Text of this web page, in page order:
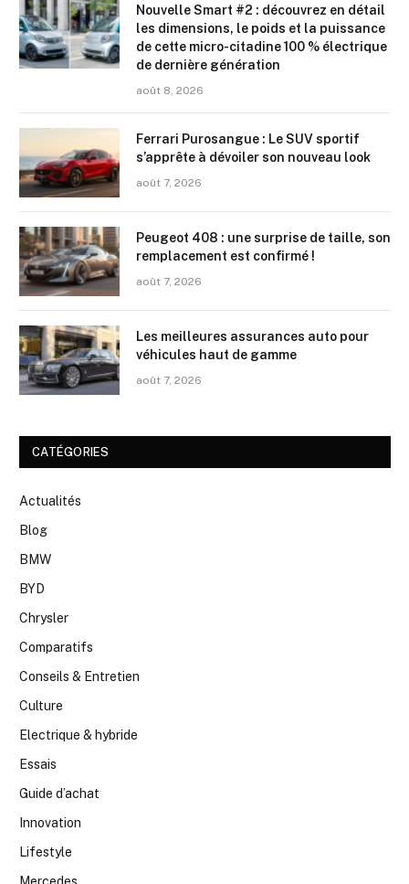
Nouvelle Smart #2 : découvrez en détail
les dimensions, le poids et la puissance
de cette micro-citadine 100 % électrique
de dernière génération
août 8, 2026
Ferrari Purosangue : Le SUV sportif
s’apprête à dévoiler son nouveau look
août 7, 2026
Peugeot 408 : une surprise de taille, son
remplacement est confirmé !
août 7, 2026
Les meilleures assurances auto pour
véhicules haut de gamme
août 7, 2026
CATÉGORIES
Actualités
Blog
BMW
BYD
Chrysler
Comparatifs
Conseils & Entretien
Culture
Electrique & hybride
Essais
Guide d’achat
Innovation
Lifestyle